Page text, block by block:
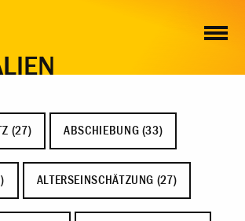
(27) ABSCHIEBUNG (33)
ALTERSEINSCHÄTZUNG (27)